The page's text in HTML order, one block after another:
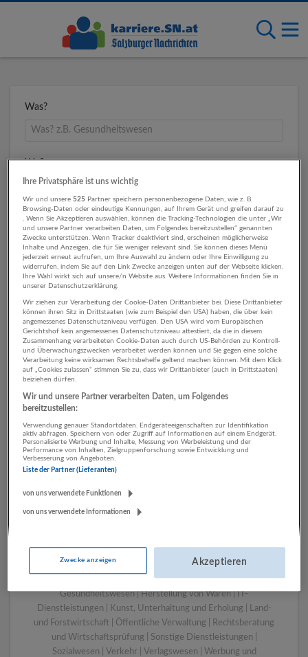
Was?
Wo?
Umkreis
1 Gebäudemanagement,
Reinigung Verkehr
Unternehmen
Bergheim bei Salzburg
Bau | Beherbergung und Gastronomie | Einzelhandel |
Energieversorgung | Finanz- und Versicherungsleistungen |
Gesundheitswesen | Herstellung von Waren | IT-
Dienstleistungen | Kunst, Unterhaltung und Erholung | Land-
und Forstwirtschaft | Öffentliche Verwaltung | Rechtsberatung
und Wirtschaftsprüfung | Sonstige Dienstleistungen |
Sozialwesen | Verkehr | Verlagswesen | Werbung und
Ihre Privatsphäre ist uns wichtig
Wir und unsere525 Partner speichern personenbezogene Daten, wie z. B.
Browsing-Daten oder eindeutige Kennungen, auf Ihrem Gerät und greifen darauf zu
. Wenn Sie Akzeptieren auswählen, können die Tracking-Technologien die unter „Wir
und unsere Partner verarbeiten Daten, um Folgendes bereitzustellen“ genannten
Zwecke unterstützen. Wenn Tracker deaktiviert sind, erscheinen möglicherweise
Inhalte und Anzeigen, die für Sie weniger relevant sind. Sie können dieses Menü
jederzeit erneut aufrufen, um Ihre Auswahl zu ändern oder Ihre Einwilligung zu
widerrufen, indem Sie auf den Link Zwecke anzeigen unten auf der Webseite klicken.
Ihre Wahl wirkt sich auf unsere/n Website aus. Weitere Informationen finden Sie in
unserer Datenschutzerklärung.
Wir ziehen zur Verarbeitung der Cookie-Daten Drittanbieter bei. Diese Drittanbieter
können ihren Sitz in Drittstaaten (wie zum Beispiel den USA) haben, die über kein
angemessenes Datenschutzniveau verfügen. Den USA wird vom Europäischen
Gerichtshof kein angemessenes Datenschutzniveau attestiert, da die in diesem
Zusammenhang verarbeiteten Cookie-Daten auch durch US-Behörden zu Kontroll-
und Überwachungszwecken verarbeitet werden können und Sie gegen eine solche
Verarbeitung keine wirksamen Rechtsbehelfe geltend machen können. Mit dem Klick
auf „Cookies zulassen“ stimmen Sie zu, dass wir Drittanbieter (auch in Drittstaaten)
beiziehen dürfen.
Wir und unsere Partner verarbeiten Daten, um Folgendes
bereitzustellen:
Verwendung genauer Standortdaten. Endgeräteeigenschaften zur Identifikation
aktiv abfragen. Speichern von oder Zugriff auf Informationen auf einem Endgerät.
Personalisierte Werbung und Inhalte, Messung von Werbeleistung und der
Performance von Inhalten, Zielgruppenforschung sowie Entwicklung und
Verbesserung von Angeboten.
Liste der Partner (Lieferanten)
von uns verwendete Funktionen
von uns verwendete Informationen
Zwecke anzeigen Akzeptieren